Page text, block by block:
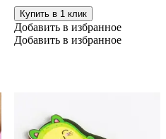
Купить в 1 клик
Добавить в избранное
Добавить в избранное